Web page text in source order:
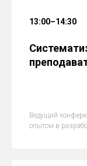
13:00–14:30
Ведущий
опытом в